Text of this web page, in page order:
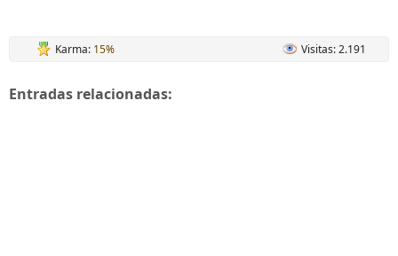
Karma: 15% Visitas: 2.191
Entradas relacionadas: